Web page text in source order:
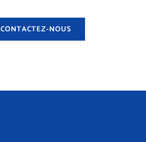
CONTACTEZ-NOUS